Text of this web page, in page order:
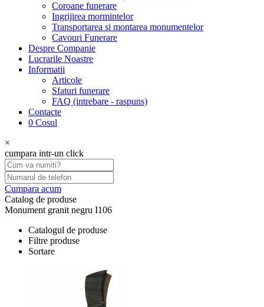
Coroane funerare
Ingrijirea mormintelor
Transportarea si montarea monumentelor
Cavouri Funerare
Despre Companie
Lucrarile Noastre
Informatii
Articole
Sfaturi funerare
FAQ (intrebare - raspuns)
Contacte
0 Cosul
×
cumpara intr-un click
Cumpara acum
Catalog de produse
Monument granit negru I106
Catalogul de produse
Filtre produse
Sortare